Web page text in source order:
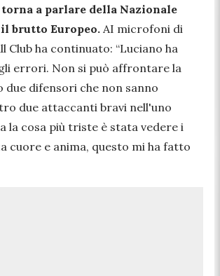
torna a parlare della Nazionale
brutto Europeo. AI microfoni di
Club ha continuato: “Luciano ha
errori. Non si può affrontare la
due difensori che non sanno
due attaccanti bravi nell'uno
la cosa più triste è stata vedere i
cuore e anima, questo mi ha fatto